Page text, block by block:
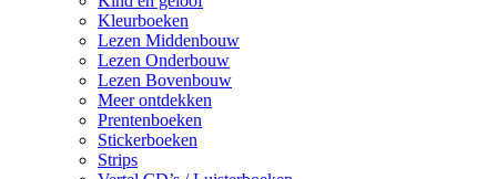
Kleurboeken
Lezen Middenbouw
Lezen Onderbouw
Lezen Bovenbouw
Meer ontdekken
Prentenboeken
Stickerboeken
Strips